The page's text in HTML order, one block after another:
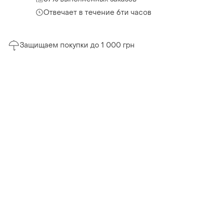
Отвечает в течение 6ти часов
Защищаем покупки до 1 000 грн